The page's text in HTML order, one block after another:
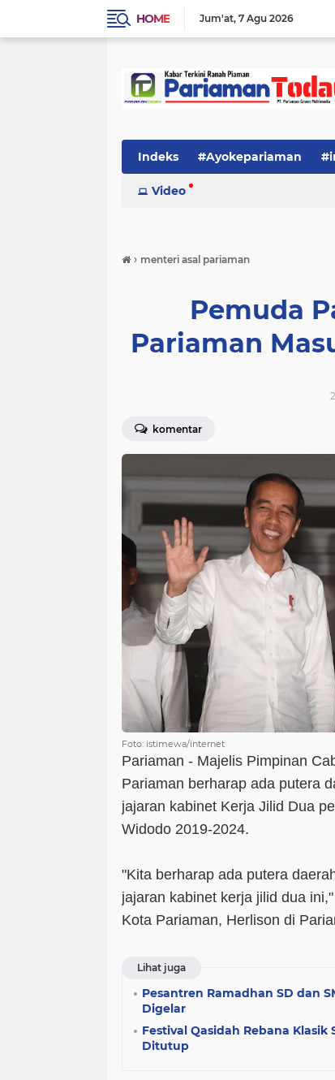
HOME Jum'at 7 Agu 2026
Indeks #Ayokepariaman
Video
› menteri asal pariaman
Pemuda
Pariaman
komentar
Foto: istimewa/internet
Pariaman - Majelis Pimpinan
Pariaman berharap ada putera
jajaran kabinet Kerja Jilid Dua
Widodo 2019-2024.
"Kita berharap ada putera
jajaran kabinet kerja jilid dua
Kota Pariaman, Herlison di
Lihat juga
Pesantren Ramadhan SD dan
Digelar
Festival Qasidah Rebana Klasik
Ditutup